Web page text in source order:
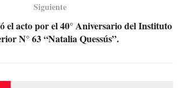
Siguiente
el acto por el 40° Aniversario del Instituto
N° 63 “Natalia Quessús”.